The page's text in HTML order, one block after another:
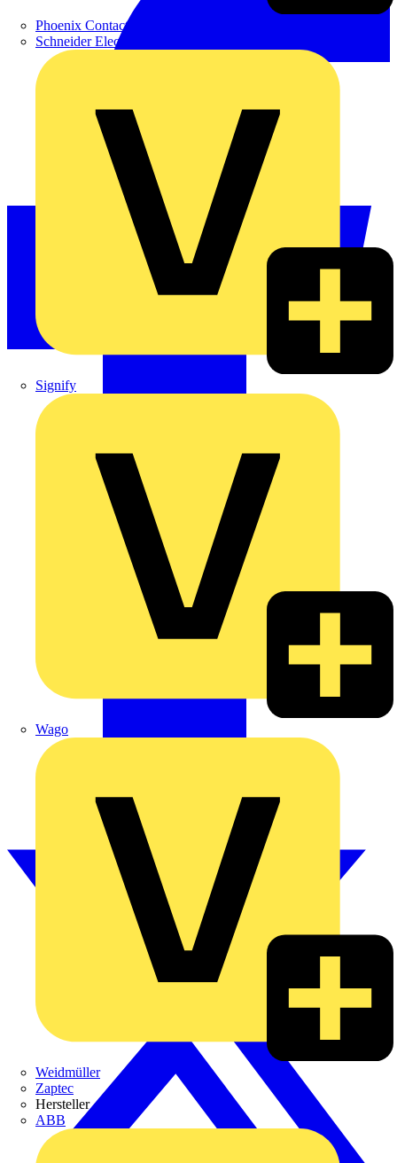
Phoenix Contact
Schneider Electric
Signify
Wago
Weidmüller
Zaptec
Hersteller
ABB